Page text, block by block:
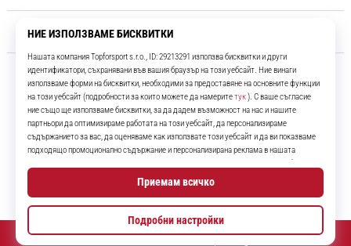
11teamsports.bg
Повече от 16 години ние сме ваши съотборници, представяйки ви
най-добрите и най-новите футболни продукти.
InstagramYouTube
Обслужване на клиенти